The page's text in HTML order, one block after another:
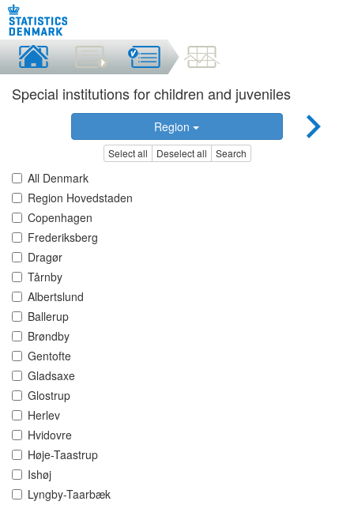
Special institutions for children and juveniles
Region
Select all Deselect all Search
All Denmark
Region Hovedstaden
Copenhagen
Frederiksberg
Dragør
Tårnby
Albertslund
Ballerup
Brøndby
Gentofte
Gladsaxe
Glostrup
Herlev
Hvidovre
Høje-Taastrup
Ishøj
Lyngby-Taarbæk